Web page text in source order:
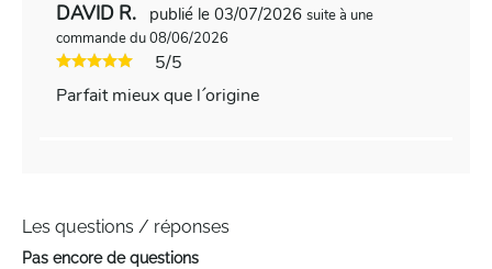
DAVID R. publié le 03/07/2026 suite à une
commande du 08/06/2026
5/5
Parfait mieux que l ́origine
Les questions / réponses
Pas encore de questions